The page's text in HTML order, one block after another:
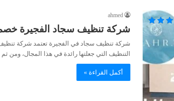
ahmed
شركة تنظيف سجاد الفجيرة خصم
شركة تنظيف سجاد في الفجيرة تعتمد شركة
التنظيف التي جعلتها رائدة في هذا المجال، ومن ثم
أكمل القراءة »